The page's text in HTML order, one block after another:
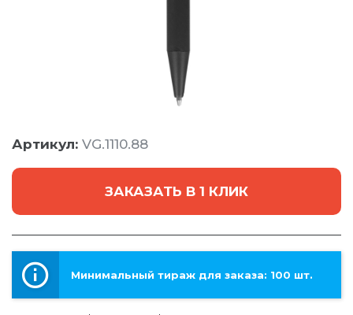
Артикул: VG.1110.88
ЗАКАЗАТЬ В 1 КЛИК
Минимальный тираж для заказа: 100 шт.